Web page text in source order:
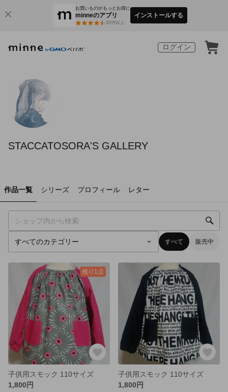
お買いものがもっとお得に
minneのアプリ
3万件以上
インストールする
ログイン
STACCATOSORA'S GALLERY
作品一覧 シリーズ プロフィール レター
すべて 販売中
残り1点
子供用スモック 110サイズ
1,800円
子供用スモック 110サイズ
1,800円